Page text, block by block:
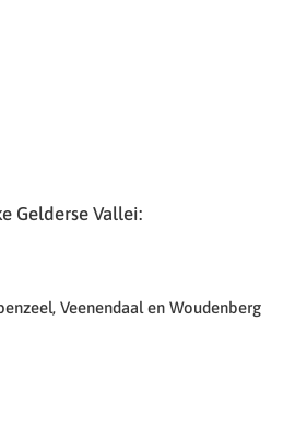
Gelderse Vallei:
Veenendaal en Woudenberg